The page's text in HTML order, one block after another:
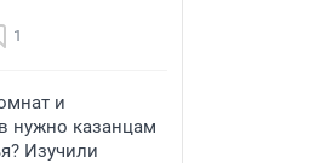
1
и
нужно казанцам
Изучили